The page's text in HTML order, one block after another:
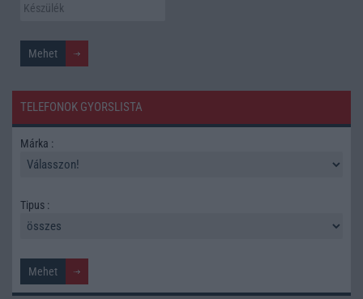
TELEFONOK GYORSLISTA
Márka :
Tipus :